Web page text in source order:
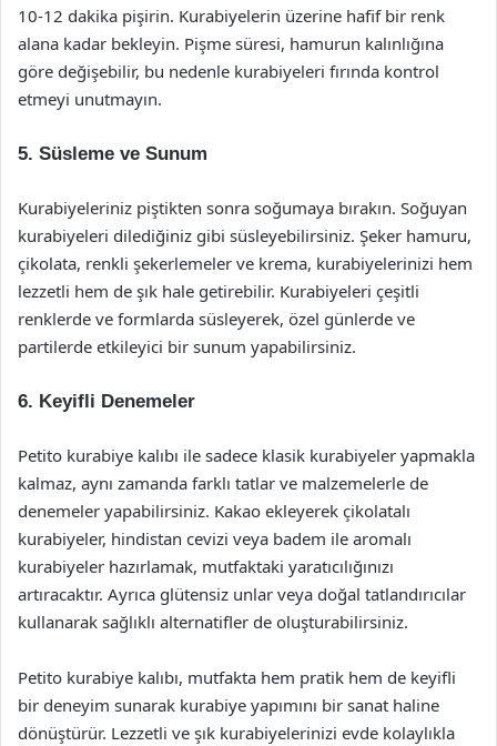
10-12 dakika pişirin. Kurabiyelerin üzerine hafif bir renk
alana kadar bekleyin. Pişme süresi, hamurun kalınlığına
göre değişebilir, bu nedenle kurabiyeleri fırında kontrol
etmeyi unutmayın.
5. Süsleme ve Sunum
Kurabiyeleriniz piştikten sonra soğumaya bırakın. Soğuyan
kurabiyeleri dilediğiniz gibi süsleyebilirsiniz. Şeker hamuru,
çikolata, renkli şekerlemeler ve krema, kurabiyelerinizi hem
lezzetli hem de şık hale getirebilir. Kurabiyeleri çeşitli
renklerde ve formlarda süsleyerek, özel günlerde ve
partilerde etkileyici bir sunum yapabilirsiniz.
6. Keyifli Denemeler
Petito kurabiye kalıbı ile sadece klasik kurabiyeler yapmakla
kalmaz, aynı zamanda farklı tatlar ve malzemelerle de
denemeler yapabilirsiniz. Kakao ekleyerek çikolatalı
kurabiyeler, hindistan cevizi veya badem ile aromalı
kurabiyeler hazırlamak, mutfaktaki yaratıcılığınızı
artıracaktır. Ayrıca glütensiz unlar veya doğal tatlandırıcılar
kullanarak sağlıklı alternatifler de oluşturabilirsiniz.
Petito kurabiye kalıbı, mutfakta hem pratik hem de keyifli
bir deneyim sunarak kurabiye yapımını bir sanat haline
dönüştürür. Lezzetli ve şık kurabiyelerinizi evde kolaylıkla